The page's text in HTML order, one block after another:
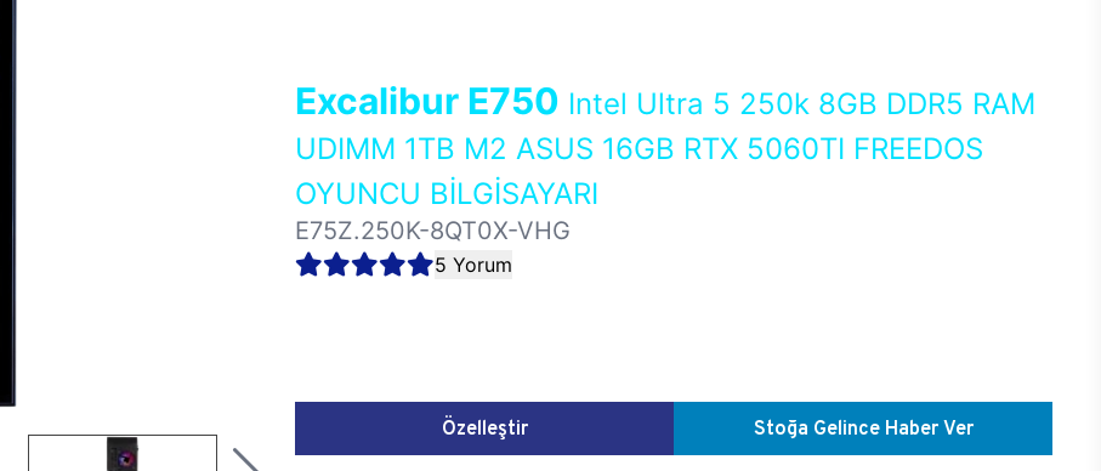
Excalibur E750 Intel Ultra 5 250k 8GB DDR5 RAM
UDIMM 1TB M2 ASUS 16GB RTX 5060TI FREEDOS
OYUNCU BİLGİSAYARI
E75Z.250K-8QT0X-VHG
5 Yorum
Özelleştir Stoğa Gelince Haber Ver